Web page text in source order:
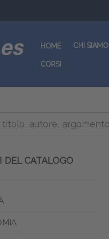
HOME CHI SIAMO
CORSI
DEL CATALOGO